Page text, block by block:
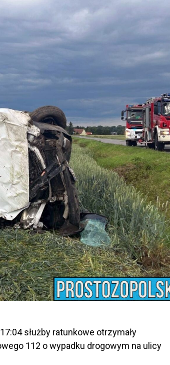
służby ratunkowe otrzymały
112 o wypadku drogowym na ulicy